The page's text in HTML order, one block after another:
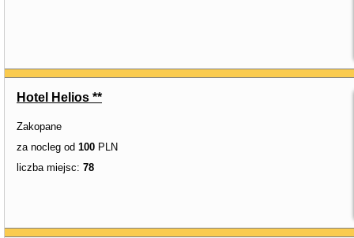
Hotel Helios **
Zakopane
za nocleg od 100 PLN
liczba miejsc: 78